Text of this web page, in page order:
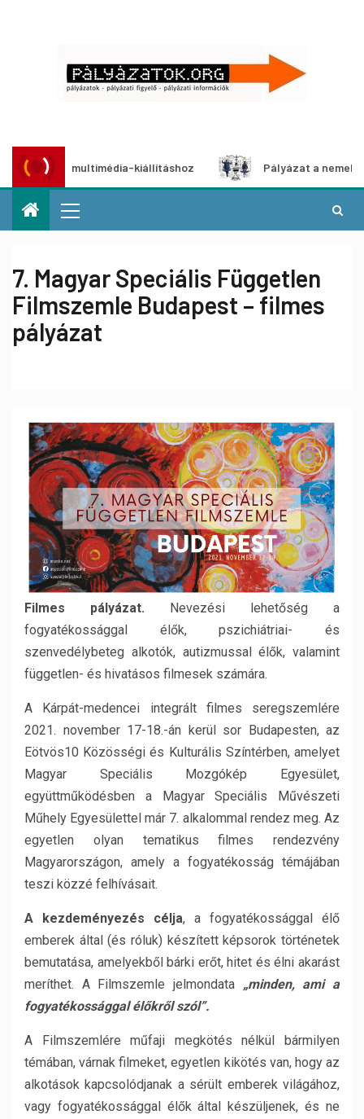
multimédia-kiállításhoz Pályázat a nemek közötti
7. Magyar Speciális Független
Filmszemle Budapest – filmes
pályázat
Filmes pályázat. Nevezési lehetőség a
fogyatékossággal élők, pszichiátriai- és
szenvedélybeteg alkotók, autizmussal élők, valamint
független- és hivatásos filmesek számára.
A Kárpát-medencei integrált filmes seregszemlére
2021. november 17-18.-án kerül sor Budapesten, az
Eötvös10 Közösségi és Kulturális Színtérben, amelyet
Magyar Speciális Mozgókép Egyesület,
együttműködésben a Magyar Speciális Művészeti
Műhely Egyesülettel már 7. alkalommal rendez meg. Az
egyetlen olyan tematikus filmes rendezvény
Magyarországon, amely a fogyatékosság témájában
teszi közzé felhívásait.
A kezdeményezés célja, a fogyatékossággal élő
emberek által (és róluk) készített képsorok történetek
bemutatása, amelyekből bárki erőt, hitet és élni akarást
meríthet. A Filmszemle jelmondata „minden, ami a
fogyatékossággal élőkről szól”.
A Filmszemlére műfaji megkötés nélkül bármilyen
témában, várnak filmeket, egyetlen kikötés van, hogy az
alkotások kapcsolódjanak a sérült emberek világához,
vagy fogyatékossággal élők által készüljenek, és ne